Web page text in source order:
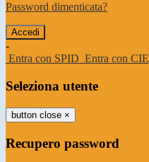
Password dimenticata?
-
Entra con SPID Entra con CIE
Seleziona utente
button close ×
Recupero password